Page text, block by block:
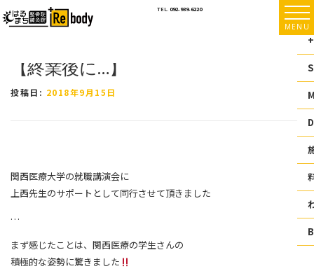
ン
TEL. 092-939-6220
MENU
【終業後に…】
投稿日: 2018年9月15日
関西医療大学の就職講演会に
上西先生のサポートとして同行させて頂きました
…
まず感じたことは、関西医療の学生さんの
積極的な姿勢に驚きました